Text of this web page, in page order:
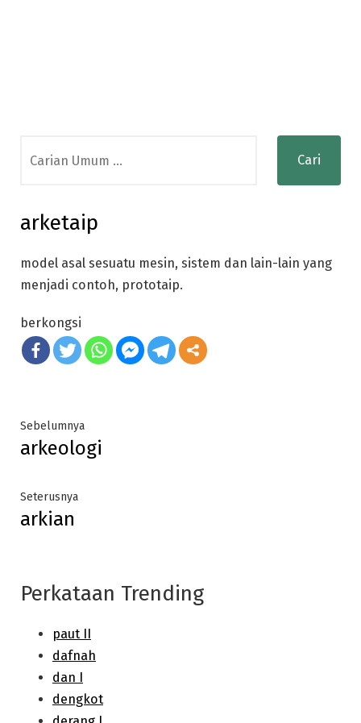
for:
arketaip
model asal sesuatu mesin, sistem dan lain-lain yang
menjadi contoh, prototaip.
berkongsi
Post
navigation
SebelumnyaPrevious
post:
arkeologi
SeterusnyaNext
arkian
Perkataan Trending